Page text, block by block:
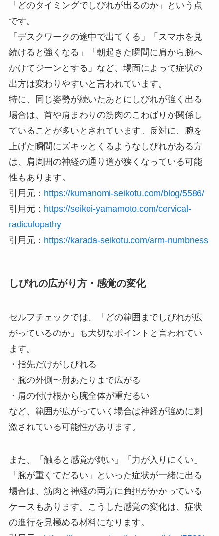
「どのタイミングでしびれが出るのか」という点
です。
「デスクワークの途中で出てくる」「スマホを見
続けると強くなる」「朝起きた瞬間に肩から腕へ
かけてジーンとする」など、場面によって症状の
出方は変わりやすいと言われています。
特に、同じ姿勢が続いたあとにしびれが強く出る
場合は、首や肩まわりの筋肉のこわばりが関係し
ていることが多いとされています。反対に、腕を
上げた瞬間にズキッとくるようなしびれがある方
は、肩周囲の神経の通り道が狭くなっている可能
性もあります。
引用元： https://kumanomi-seikotu.com/blog/5586/
引用元： https://seikei-yamamoto.com/cervical-
radiculopathy
引用元： https://karada-seikotu.com/arm-numbness
しびれの広がり方・感覚の変化
セルフチェックでは、「どの範囲までしびれが広
がっているのか」も大切なポイントと言われてい
ます。
・指先だけがしびれる
・腕の外側〜肘あたりまで広がる
・肩の付け根から腕全体が重だるい
など、範囲が広がっていく場合は神経が強めに刺
激されている可能性があります。
また、「触ると感覚が鈍い」「力が入りにくい」
「腕が重くてだるい」といった症状が一緒に出る
場合は、筋肉と神経の両方に負担がかかっている
ケースもあります。こうした感覚の変化は、症状
の進行を見極める材料になります。